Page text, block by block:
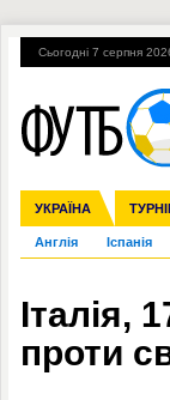
Сьогодні 7 серпня
УКРАЇНА
Збірна Прем'єр-
Ліга чемпіонів
Англія Іспанія
ЧС-2014 ЄВРО-
Гарячі теми УПЛ,
Італія,
проти